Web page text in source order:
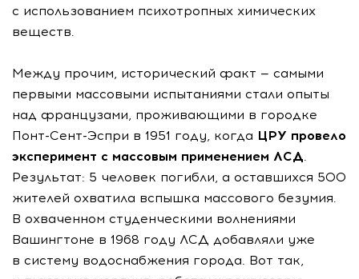
с использованием психотропных химических
веществ.
Между прочим, исторический факт — самыми
первыми массовыми испытаниями стали опыты
над французами, проживающими в городке
Понт-Сент-Эспри в 1951 году, когда ЦРУ провело
эксперимент с массовым применением ЛСД.
Результат: 5 человек погибли, а оставшихся 500
жителей охватила вспышка массового безумия.
В охваченном студенческими волнениями
Вашингтоне в 1968 году ЛСД добавляли уже
в систему водоснабжения города. Вот так,